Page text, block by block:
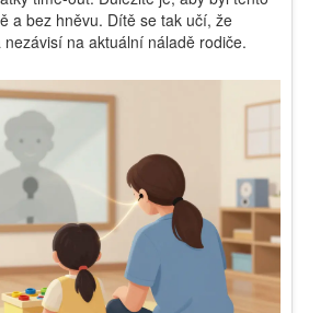
a bez hněvu. Dítě se tak učí, že
na aktuální náladě rodiče.